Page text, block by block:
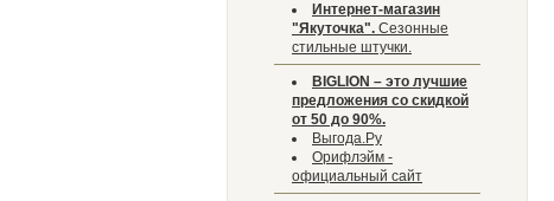
Интернет-магазин
"Якуточка". Сезонные
стильные штучки.
BIGLION – это лучшие
предложения со скидкой
от 50 до 90%.
Выгода.Ру
Орифлэйм -
официальный сайт